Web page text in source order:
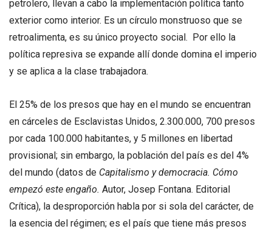
petrolero, llevan a cabo la implementación política tanto
exterior como interior. Es un círculo monstruoso que se
retroalimenta, es su único proyecto social. Por ello la
política represiva se expande allí donde domina el imperio
y se aplica a la clase trabajadora.
El 25% de los presos que hay en el mundo se encuentran
en cárceles de Esclavistas Unidos, 2.300.000, 700 presos
por cada 100.000 habitantes, y 5 millones en libertad
provisional; sin embargo, la población del país es del 4%
del mundo (datos de Capitalismo y democracia. Cómo
empezó este engaño. Autor, Josep Fontana. Editorial
Crítica), la desproporción habla por si sola del carácter, de
la esencia del régimen; es el país que tiene más presos